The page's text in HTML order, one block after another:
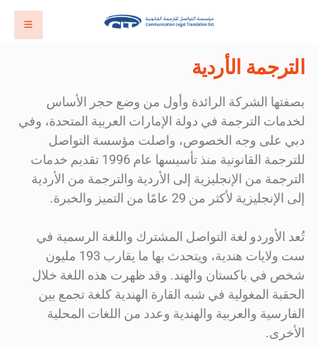
الترجمة الأردية
بصفتها الشركة الرائدة وأول من وضع حجر الأساس
لخدمات الترجمة في دولة الإمارات العربية المتحدة، وفي
دبي على وجه الخصوص، واصلت مؤسسة التواصل
للترجمة القانونية منذ تأسيسها عام 1996 تقديم خدمات
الترجمة من الإنجليزية إلى الأردية والترجمة من الأردية
إلى الإنجليزية لأكثر من 29 عامًا من التميز والخبرة.
تُعد الأوردو لغة التواصل المشترك واللغة الرسمية في
ست ولايات هندية، ويتحدث بها ما يقارب 193 مليون
شخص في باكستان والهند. وقد ظهرت هذه اللغة خلال
الحقبة المغولية في شبه القارة الهندية كلغة تجمع بين
الفارسية والعربية والهندية وعدد من اللغات المحلية
الأخرى.